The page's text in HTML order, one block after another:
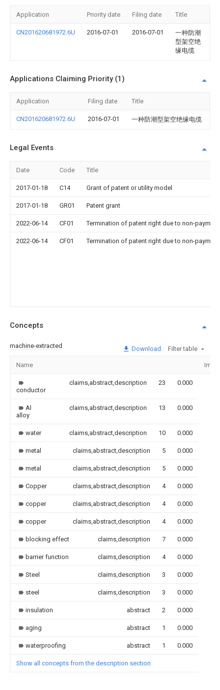
Application Priority date Filing date Title
CN201620681972.6U 2016-07-01 2016-07-01
一种防潮
型架空绝
缘电缆
Applications Claiming Priority (1)
Application Filing date Title
CN201620681972.6U 2016-07-01 一种防潮型架空绝缘电缆
Legal Events
Date Code Title
2017-01-18 C14 Grant of patent or utility model
2017-01-18 GR01 Patent grant
2022-06-14 CF01 Termination of patent right due to non-
2022-06-14 CF01 Termination of patent right due to non-
Concepts
machine-extracted Download Filter table
Name
conductor
claims,abstract,description 23 0.000
Al
alloy
claims,abstract,description 13 0.000
water claims,abstract,description 10 0.000
metal claims,abstract,description 5 0.000
metal claims,abstract,description 5 0.000
Copper claims,abstract,description 4 0.000
copper claims,abstract,description 4 0.000
copper claims,abstract,description 4 0.000
blocking effect claims,description 7 0.000
barrier function claims,description 4 0.000
Steel claims,description 3 0.000
steel claims,description 3 0.000
insulation abstract 2 0.000
aging abstract 1 0.000
waterproofing abstract 1 0.000
Show all concepts from the description section